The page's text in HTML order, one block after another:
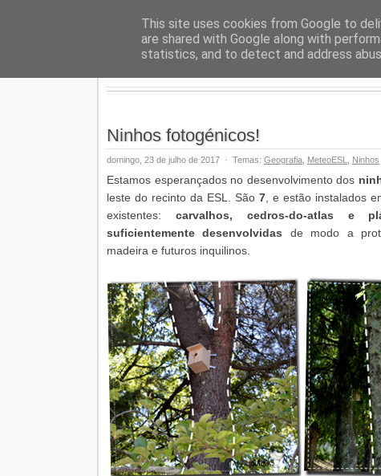
Ninhos fotogénicos!
domingo, 23 de julho de 2017 · Temas: Geografia MeteoESL Ninhos
Estamos esperançados no desenvolvimento dos
leste do recinto da ESL. São 7 , e estão instalados
existentes: carvalhos, cedros-do-atlas e
suficientemente desenvolvidas de modo a
madeira e futuros inquilinos.
This site uses cookies from Google to
are shared with Google along with
statistics, and to detect and address